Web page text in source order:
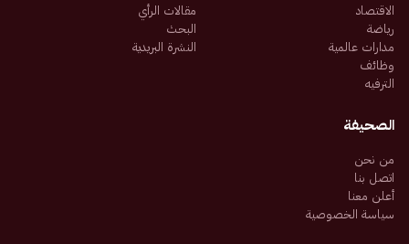
الاقتصاد
رياضة
مدارات عالمية
وظائف
الترفيه
مقالات الرأي
البحث
النشرة البريدية
الصحيفة
من نحن
اتصل بنا
أعلن معنا
سياسة الخصوصية